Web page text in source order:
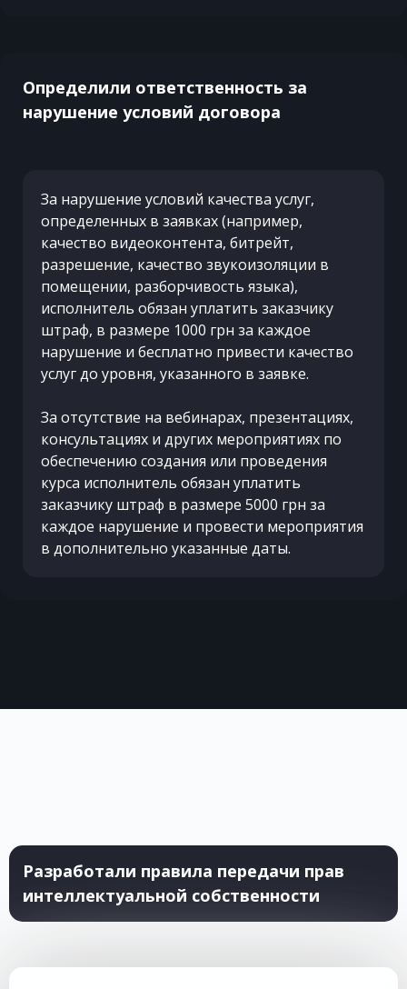
Определили ответственность за
нарушение условий договора
За нарушение условий качества услуг,
определенных в заявках (например,
качество видеоконтента, битрейт,
разрешение, качество звукоизоляции в
помещении, разборчивость языка),
исполнитель обязан уплатить заказчику
штраф, в размере 1000 грн за каждое
нарушение и бесплатно привести качество
услуг до уровня, указанного в заявке.
За отсутствие на вебинарах, презентациях,
консультациях и других мероприятиях по
обеспечению создания или проведения
курса исполнитель обязан уплатить
заказчику штраф в размере 5000 грн за
каждое нарушение и провести мероприятия
в дополнительно указанные даты.
Разработали правила передачи прав
интеллектуальной собственности